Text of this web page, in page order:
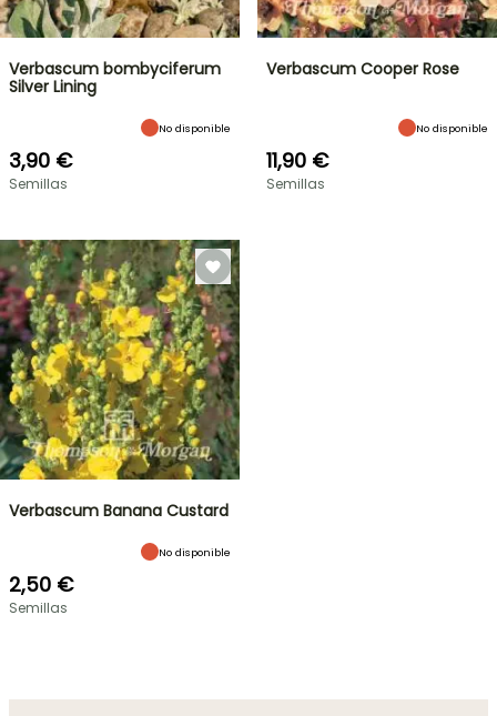
Verbascum bombyciferum
Silver Lining
No disponible
3,90 €
Semillas
Verbascum Cooper Rose
No disponible
11,90 €
Semillas
Verbascum Banana Custard
No disponible
2,50 €
Semillas